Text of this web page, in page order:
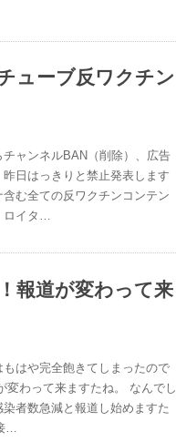
ューブ反ワクチン
ャンネルBAN（削除）、広告
日はっきりと禁止発表します
む全ての反ワクチンコンテン
ロイタ…
報道が変わって来
はや完全飽きてしまったので
変わって来ますたね。 なんでし
者数急減と報道し始めますた
…